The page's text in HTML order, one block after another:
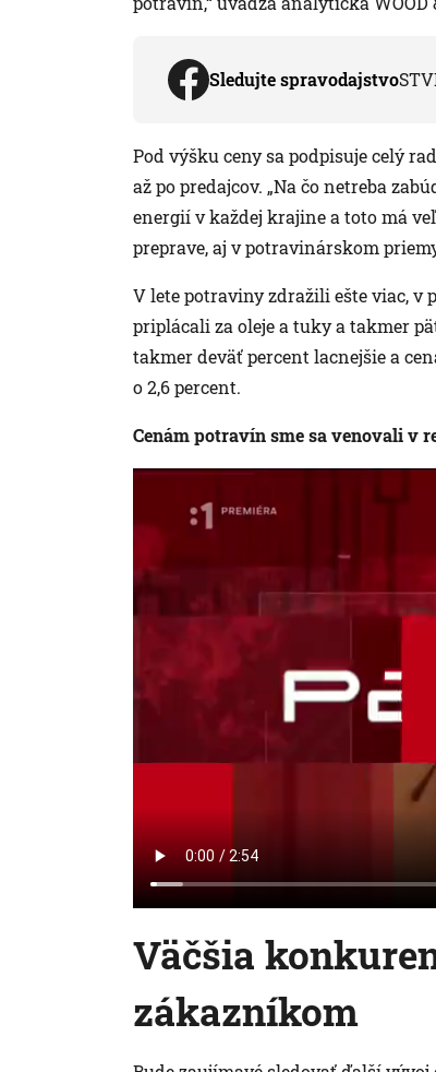
Sledujte spravodajstvo
Pod výšku ceny sa podpisuje celý
až po predajcov. „Na čo netreba
energií v každej krajine a toto má
preprave, aj v potravinárskom
V lete potraviny zdražili ešte viac, v
priplácali za oleje a tuky a takmer
takmer deväť percent lacnejšie a
o 2,6 percent.
Cenám potravín sme sa venovali v
Väčšia
zákazníkom